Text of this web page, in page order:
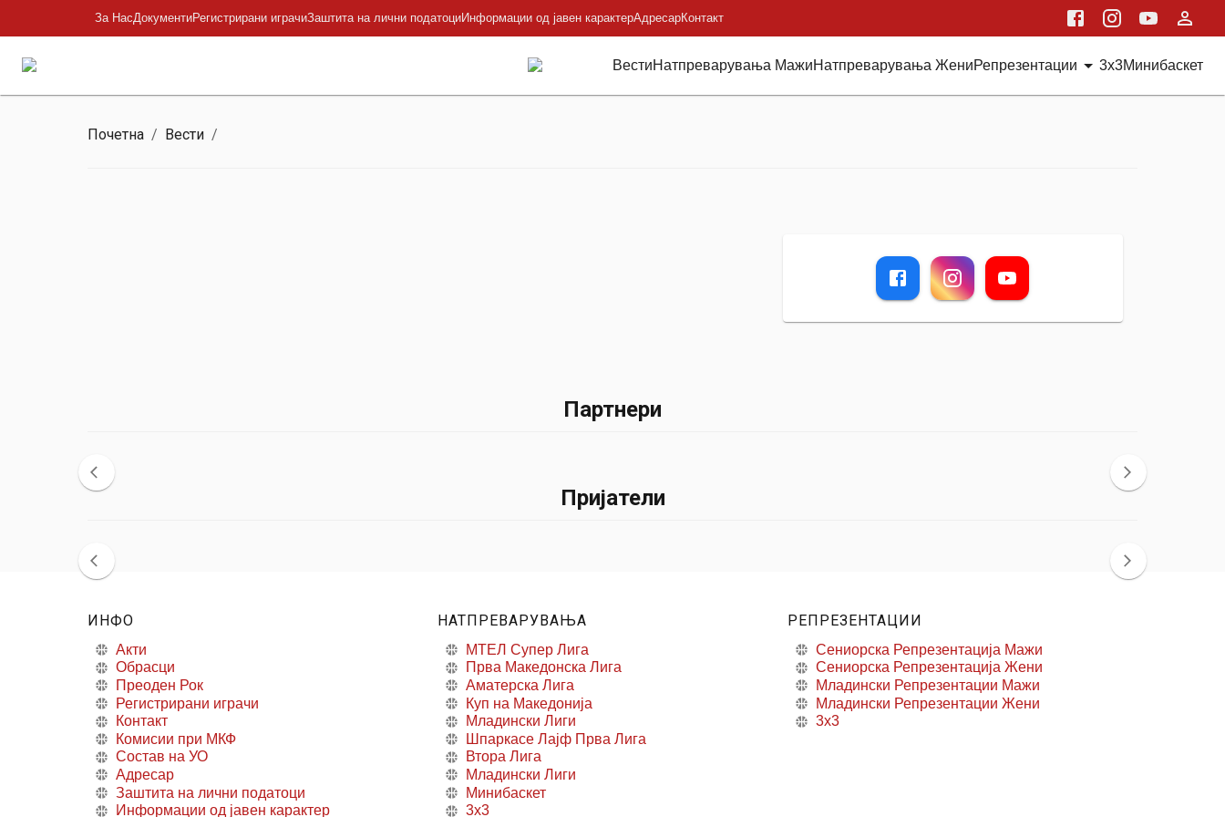
За НасДокументиРегистрирани играчиЗаштита на лични податоциИнформации од јавен карактерАдресарКонтакт
ВестиНатпреварувања МажиНатпреварувања ЖениРепрезентации 3x3Минибаскет
Почетна / Вести /
Партнери
Пријатели
ИНФО
Акти
Обрасци
Преоден Рок
Регистрирани играчи
Контакт
Комисии при МКФ
Состав на УО
Адресар
Заштита на лични податоци
Информации од јавен карактер
НАТПРЕВАРУВАЊА
МТЕЛ Супер Лига
Прва Македонска Лига
Аматерска Лига
Куп на Македонија
Младински Лиги
Шпаркасе Лајф Прва Лига
Втора Лига
Младински Лиги
Минибаскет
3x3
РЕПРЕЗЕНТАЦИИ
Сениорска Репрезентација Мажи
Сениорска Репрезентација Жени
Младински Репрезентации Мажи
Младински Репрезентации Жени
3x3